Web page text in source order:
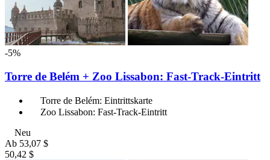
-5%
Torre de Belém + Zoo Lissabon: Fast-Track-Eintritt
Torre de Belém: Eintrittskarte
Zoo Lissabon: Fast-Track-Eintritt
Neu
Ab 53,07 $
50,42 $